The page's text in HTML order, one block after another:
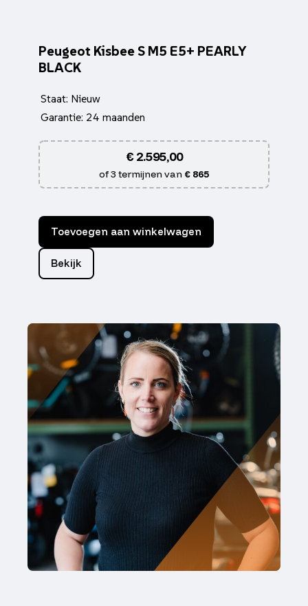
Peugeot Kisbee S M5 E5+ PEARLY
BLACK
Staat: Nieuw
Garantie: 24 maanden
€2.595,00
of 3 termijnen van € 865
Toevoegen aan winkelwagen
Bekijk